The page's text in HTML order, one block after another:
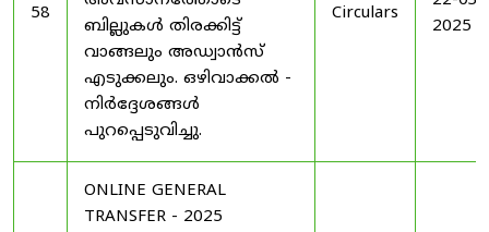
58
ബില്ലുകൾ തിരക്കിട്ട്
വാങ്ങലും അഡ്വാൻസ്
എടുക്കലും. ഒഴിവാക്കൽ -
നിർദ്ദേശങ്ങൾ
പുറപ്പെടുവിച്ചു.
Circulars
2025
ONLINE GENERAL
TRANSFER - 2025